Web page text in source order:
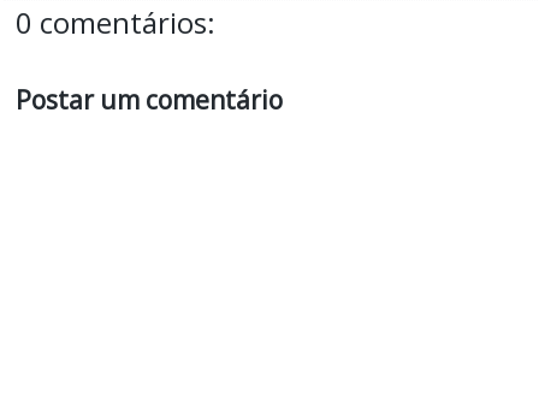
0 comentários:
Postar um comentário